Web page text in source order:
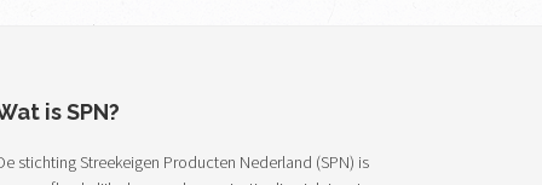
is SPN?
stichting Streekeigen Producten Nederland (SPN) is